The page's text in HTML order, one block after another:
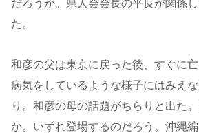
だろうか。県人会会長の平良が関係
た。
和彦の父は東京に戻った後、すぐに亡
病気をしているような様子にはみえ
り。和彦の母の話題がちらりと出た
か。いずれ登場するのだろう。沖縄